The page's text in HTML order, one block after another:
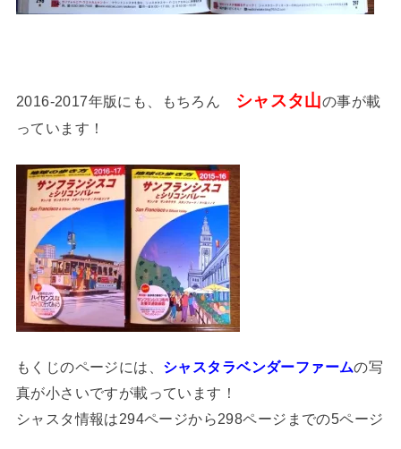
2016-2017年版にも、もちろん シャスタ山の事が載
っています！
もくじのページには、 シャスタラベンダーファームの写
真が小さいですが載っています！
シャスタ情報は294ページから298ページまでの5ページ